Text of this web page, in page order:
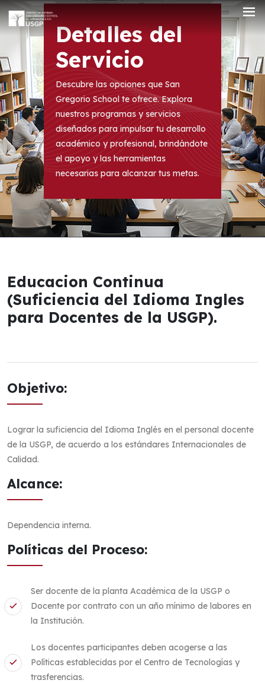
Detalles del
Servicio
Descubre las opciones que San
Gregorio School te ofrece. Explora
nuestros programas y servicios
diseñados para impulsar tu desarrollo
académico y profesional, brindándote
el apoyo y las herramientas
necesarias para alcanzar tus metas.
Educacion Continua
(Suficiencia del Idioma Ingles
para Docentes de la USGP).
Objetivo:
Lograr la suficiencia del Idioma Inglés en el personal docente
de la USGP, de acuerdo a los estándares Internacionales de
Calidad.
Alcance:
Dependencia interna.
Políticas del Proceso:
Ser docente de la planta Académica de la USGP o
Docente por contrato con un año mínimo de labores en
la Institución.
Los docentes participantes deben acogerse a las
Políticas establecidas por el Centro de Tecnologías y
trasferencias.